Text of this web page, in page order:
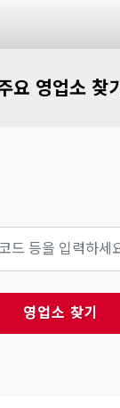
요 영업소 찾기
영업소 찾기